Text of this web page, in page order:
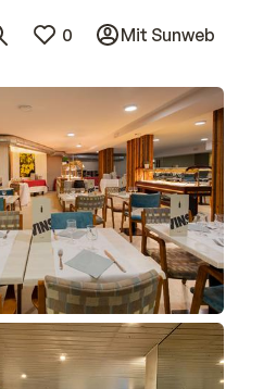
0 Mit Sunweb